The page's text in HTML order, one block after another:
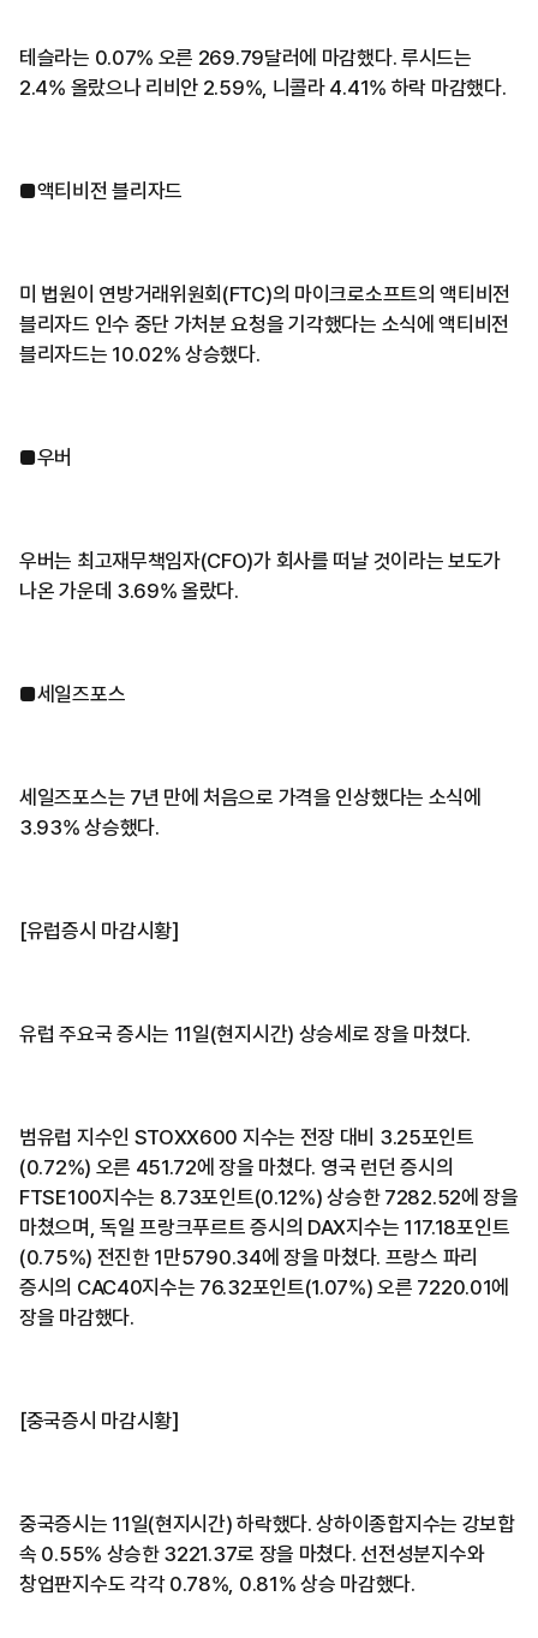
테슬라는 0.07% 오른 269.79달러에 마감했다. 루시드는
2.4% 올랐으나 리비안 2.59%, 니콜라 4.41% 하락 마감했다.
■액티비전 블리자드
미 법원이 연방거래위원회(FTC)의 마이크로소프트의 액티비전
블리자드 인수 중단 가처분 요청을 기각했다는 소식에 액티비전
블리자드는 10.02% 상승했다.
■우버
우버는 최고재무책임자(CFO)가 회사를 떠날 것이라는 보도가
나온 가운데 3.69% 올랐다.
■세일즈포스
세일즈포스는 7년 만에 처음으로 가격을 인상했다는 소식에
3.93% 상승했다.
[유럽증시 마감시황]
유럽 주요국 증시는 11일(현지시간) 상승세로 장을 마쳤다.
범유럽 지수인 STOXX600 지수는 전장 대비 3.25포인트
(0.72%) 오른 451.72에 장을 마쳤다. 영국 런던 증시의
FTSE100지수는 8.73포인트(0.12%) 상승한 7282.52에 장을
마쳤으며, 독일 프랑크푸르트 증시의 DAX지수는 117.18포인트
(0.75%) 전진한 1만5790.34에 장을 마쳤다. 프랑스 파리
증시의 CAC40지수는 76.32포인트(1.07%) 오른 7220.01에
장을 마감했다.
[중국증시 마감시황]
중국증시는 11일(현지시간) 하락했다. 상하이종합지수는 강보합
속 0.55% 상승한 3221.37로 장을 마쳤다. 선전성분지수와
창업판지수도 각각 0.78%, 0.81% 상승 마감했다.